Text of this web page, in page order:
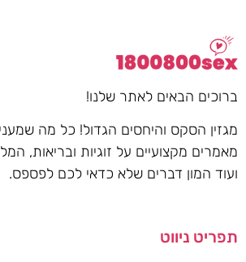
ברוכים הבאים לאתר שלנו!
מגזין הסקס והיחסים הגדול! כל מה
מאמרים מקצועיים על זוגיות ובריאות,
ועוד המון דברים שלא כדאי לכם לפספס.
תפריט ניווט